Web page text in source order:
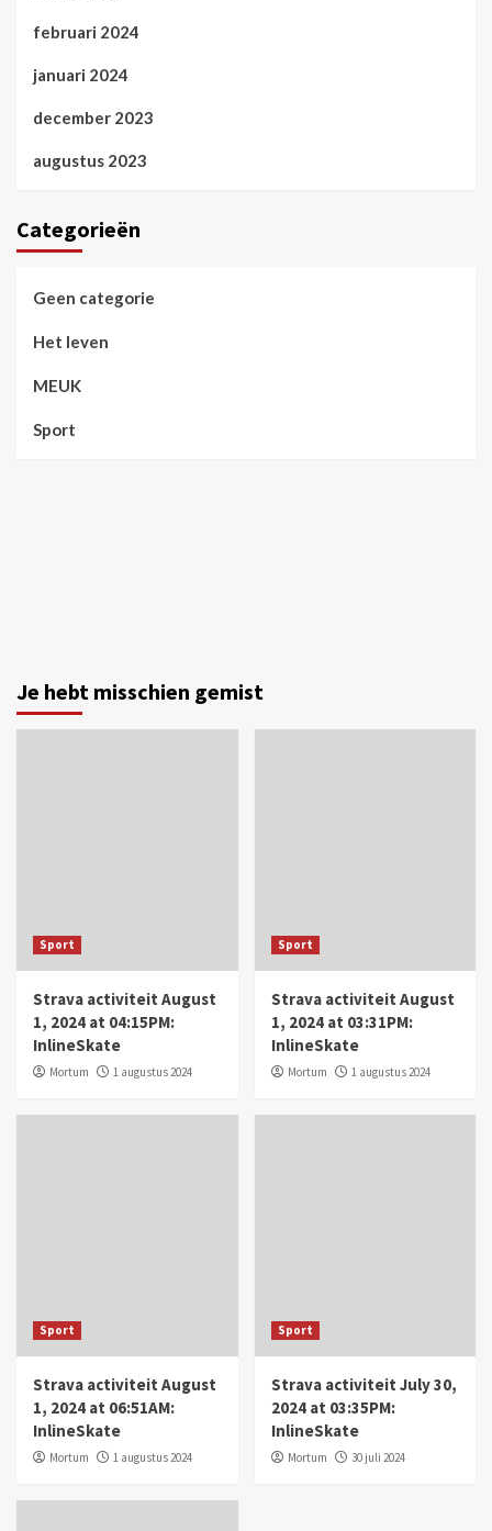
februari 2024
januari 2024
december 2023
augustus 2023
Categorieën
Geen categorie
Het leven
MEUK
Sport
Je hebt misschien gemist
Sport
Strava activiteit August
1, 2024 at 04:15PM:
InlineSkate
Mortum 1 augustus 2024
Sport
Strava activiteit August
1, 2024 at 03:31PM:
InlineSkate
Mortum 1 augustus 2024
Sport
Strava activiteit August
1, 2024 at 06:51AM:
InlineSkate
Mortum 1 augustus 2024
Sport
Strava activiteit July 30,
2024 at 03:35PM:
InlineSkate
Mortum 30 juli 2024